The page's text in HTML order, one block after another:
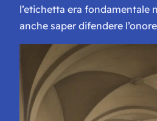
l’etichetta era fondamentale
anche saper difendere